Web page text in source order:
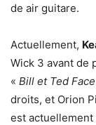
de air guitare.
Actuellement,
Wick 3 avant de
« Bill et Ted
droits, et Orion
est